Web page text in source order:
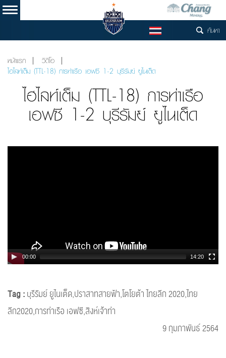
TH ค้นหา
หน้าแรก
วิดีโอ
ไฮไลท์เต็ม (TTL-18) การท่าเรือ เอฟซี 1-2 บุรีรัมย์ ยูไนเต็ด
ไฮไลท์เต็ม (TTL-18) การท่าเรือ
เอฟซี 1-2 บุรีรัมย์ ยูไนเต็ด
00:00 14:20
Tag :บุรีรัมย์ ยูไนเต็ด,ปราสาทสายฟ้า,โตโยต้า ไทยลีก 2020,ไทย
ลีก2020,การท่าเรือ เอฟซี,สิงห์เจ้าท่า
9 กุมภาพันธ์ 2564